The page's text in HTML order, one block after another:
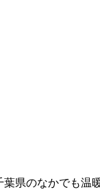
県のなかでも温